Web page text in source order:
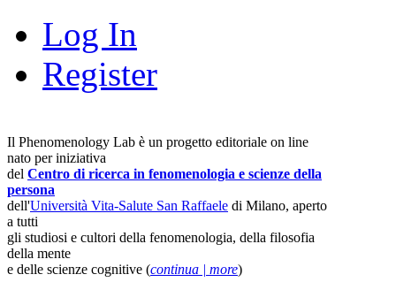
Log In
Register
Il Phenomenology Lab è un progetto editoriale on line
nato per iniziativa
del Centro di ricerca in fenomenologia e scienze della
persona
dell'Università Vita-Salute San Raffaele di Milano, aperto
a tutti
gli studiosi e cultori della fenomenologia, della filosofia
della mente
e delle scienze cognitive (continua | more)